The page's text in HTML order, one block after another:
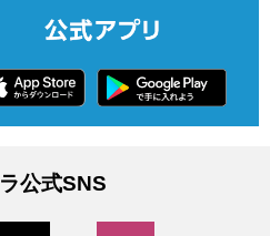
公式SNS